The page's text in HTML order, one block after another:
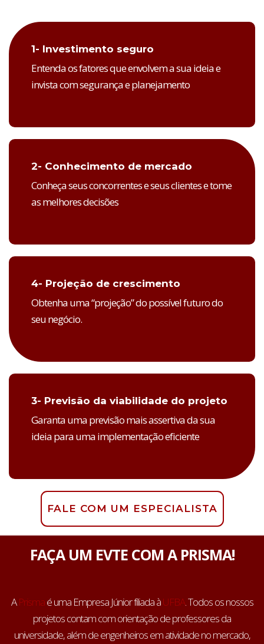
1- Investimento seguro
Entenda os fatores que envolvem a sua ideia e
invista com segurança e planejamento
2- Conhecimento de mercado
Conheça seus concorrentes e seus clientes e tome
as melhores decisões
4- Projeção de crescimento
Obtenha uma “projeção” do possível futuro do
seu negócio.
3- Previsão da viabilidade do projeto
Garanta uma previsão mais assertiva da sua
ideia para uma implementação eficiente
FALE COM UM ESPECIALISTA
FAÇA UM EVTE COM A PRISMA!
APrismaé uma Empresa Júnior filiada àUFBA. Todos os nossos
projetos contam com orientação de professores da
universidade, além de engenheiros em atividade no mercado,